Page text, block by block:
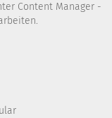
Content Manager -